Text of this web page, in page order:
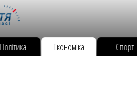
Політика Економіка Спорт